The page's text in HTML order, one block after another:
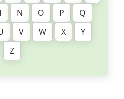
N O P
Q
V W X
Y
Z